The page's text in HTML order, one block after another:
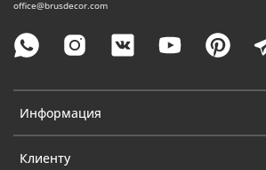
Информация
Клиенту
office@brusdecor.com